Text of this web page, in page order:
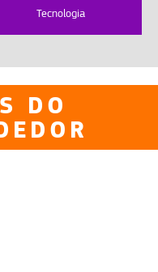
Tecnologia
DO